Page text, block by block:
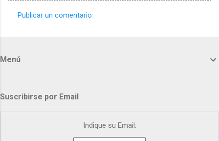
t
Publicar un comentario
Menú
Suscribirse por Email
Indique su Email: